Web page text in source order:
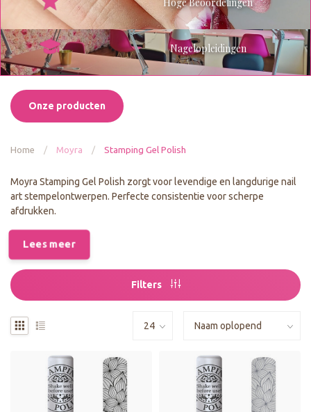
Nagelopleidingen
Onze producten
Home / Moyra / Stamping Gel Polish
Moyra Stamping Gel Polish zorgt voor levendige en langdurige nail
art stempelontwerpen. Perfecte consistentie voor scherpe
afdrukken.
Lees meer
Filters